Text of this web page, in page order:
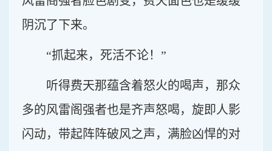
阴沉了下来。
“抓起来，死活不论！”
听得费天那蕴含着怒火的喝声，那众
多的风雷阁强者也是齐声怒喝，旋即人影
闪动，带起阵阵破风之声，满脸凶悍的对